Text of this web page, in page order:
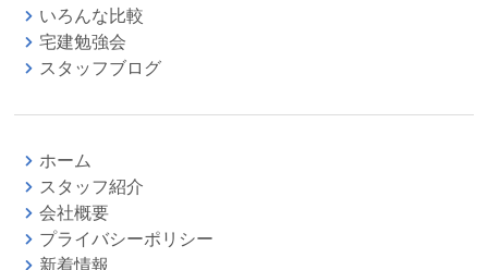
いろんな比較
宅建勉強会
スタッフブログ
ホーム
スタッフ紹介
会社概要
プライバシーポリシー
新着情報